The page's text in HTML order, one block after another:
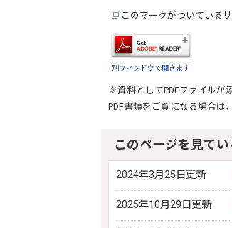
このマークがついている
別ウィンドウで開きます
※資料としてPDFファイルが
PDF書類をご覧になる場合は、
このページを見て
2024年3月25日更新
2025年10月29日更新